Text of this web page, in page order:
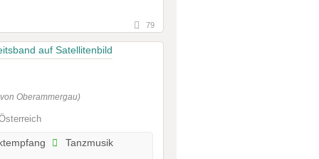
79
Oberammergau)
Tanzmusik